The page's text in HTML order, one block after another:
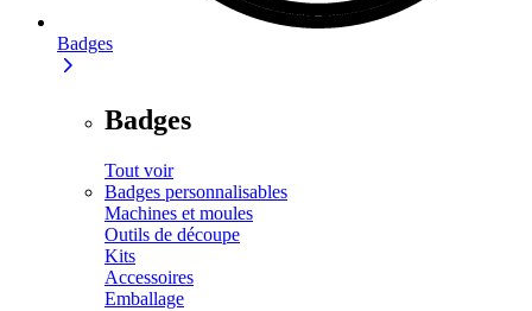
Badges
Badges
Tout voir
Badges personnalisables
Machines et moules
Outils de découpe
Kits
Accessoires
Emballage